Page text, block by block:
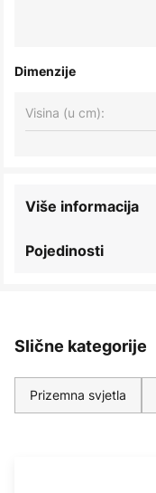
Dimenzije
Visina (u cm):
Pojedinosti
Više informacija
Slične kategorije
Prizemna svjetla